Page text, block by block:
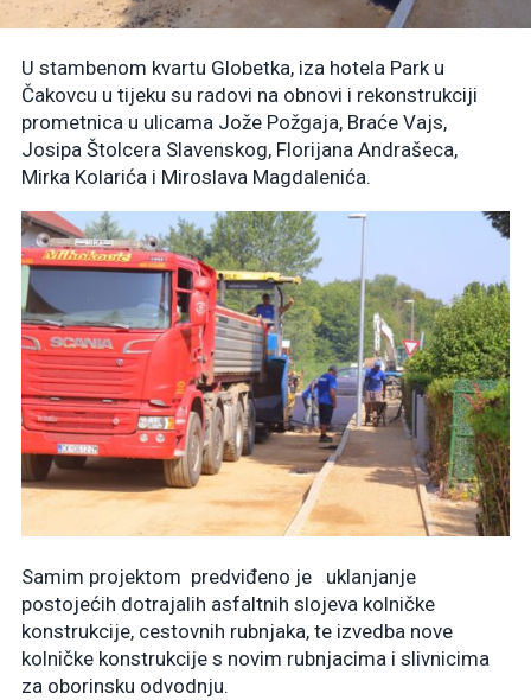
U stambenom kvartu Globetka, iza hotela Park u
Čakovcu u tijeku su radovi na obnovi i rekonstrukciji
prometnica u ulicama Jože Požgaja, Braće Vajs,
Josipa Štolcera Slavenskog, Florijana Andrašeca,
Mirka Kolarića i Miroslava Magdalenića.
Samim projektom predviđeno je uklanjanje
postojećih dotrajalih asfaltnih slojeva kolničke
konstrukcije, cestovnih rubnjaka, te izvedba nove
kolničke konstrukcije s novim rubnjacima i slivnicima
za oborinsku odvodnju.